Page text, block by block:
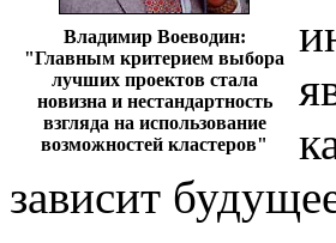
Владимир Воеводин:
"Главным критерием выбора
лучших проектов стала
новизна и нестандартность
взгляда на использование
возможностей кластеров"
зависит